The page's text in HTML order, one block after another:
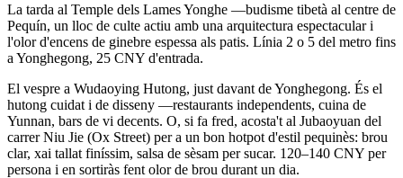
La tarda al Temple dels Lames Yonghe —budisme tibetà al centre de
Pequín, un lloc de culte actiu amb una arquitectura espectacular i
l'olor d'encens de ginebre espessa als patis. Línia 2 o 5 del metro fins
a Yonghegong, 25 CNY d'entrada.
El vespre a Wudaoying Hutong, just davant de Yonghegong. És el
hutong cuidat i de disseny —restaurants independents, cuina de
Yunnan, bars de vi decents. O, si fa fred, acosta't al Jubaoyuan del
carrer Niu Jie (Ox Street) per a un bon hotpot d'estil pequinès: brou
clar, xai tallat finíssim, salsa de sèsam per sucar. 120–140 CNY per
persona i en sortiràs fent olor de brou durant un dia.